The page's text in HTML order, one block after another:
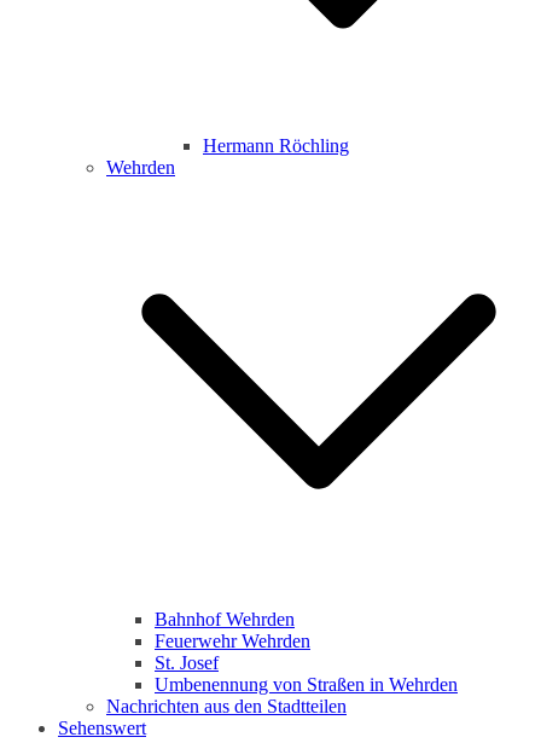
Hermann Röchling
Wehrden
Bahnhof Wehrden
Feuerwehr Wehrden
St. Josef
Umbenennung von Straßen in Wehrden
Nachrichten aus den Stadtteilen
Sehenswert